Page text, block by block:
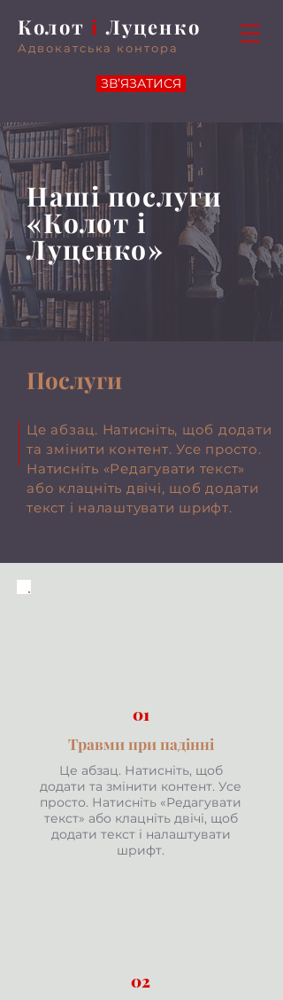
Колоті Луценко
ЗВ’ЯЗАТИСЯ
Адвокатська контора
Наші послуги
«Колот і
Луценко»
Послуги
Це абзац. Натисніть, щоб додати
та змінити контент. Усе просто.
Натисніть «Редагувати текст»
або клацніть двічі, щоб додати
текст і налаштувати шрифт.
01
Травми при падінні
Це абзац. Натисніть, щоб
додати та змінити контент. Усе
просто. Натисніть «Редагувати
текст» або клацніть двічі, щоб
додати текст і налаштувати
шрифт.
02